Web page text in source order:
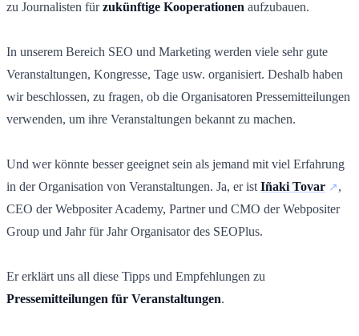
zu Journalisten fürzukünftige Kooperationen aufzubauen.
In unserem Bereich SEO und Marketing werden viele sehr gute
Veranstaltungen, Kongresse, Tage usw. organisiert. Deshalb haben
wir beschlossen, zu fragen, ob die Organisatoren Pressemitteilungen
verwenden, um ihre Veranstaltungen bekannt zu machen.
Und wer könnte besser geeignet sein als jemand mit viel Erfahrung
in der Organisation von Veranstaltungen. Ja, er ist Iñaki Tovar
,
CEO der Webpositer Academy, Partner und CMO der Webpositer
Group und Jahr für Jahr Organisator des SEOPlus.
Er erklärt uns all diese Tipps und Empfehlungen zu
Pressemitteilungen für Veranstaltungen.